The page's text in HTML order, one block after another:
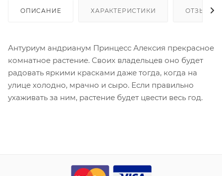
ОПИСАНИЕ ХАРАКТЕРИСТИКИ ОТЗЫВЫ
Антуриум андрианум Принцесс Алексия прекрасное
комнатное растение. Своих владельцев оно будет
радовать яркими красками даже тогда, когда на
улице холодно, мрачно и сыро. Если правильно
ухаживать за ним, растение будет цвести весь год.